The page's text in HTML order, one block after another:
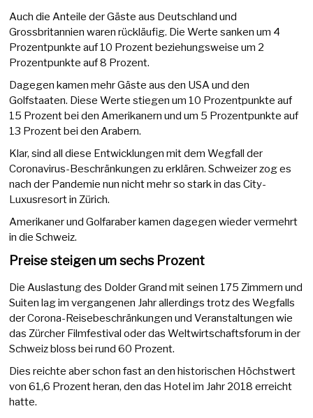
Auch die Anteile der Gäste aus Deutschland und
Grossbritannien waren rückläufig. Die Werte sanken um 4
Prozentpunkte auf 10 Prozent beziehungsweise um 2
Prozentpunkte auf 8 Prozent.
Dagegen kamen mehr Gäste aus den USA und den
Golfstaaten. Diese Werte stiegen um 10 Prozentpunkte auf
15 Prozent bei den Amerikanern und um 5 Prozentpunkte auf
13 Prozent bei den Arabern.
Klar, sind all diese Entwicklungen mit dem Wegfall der
Coronavirus-Beschränkungen zu erklären. Schweizer zog es
nach der Pandemie nun nicht mehr so stark in das City-
Luxusresort in Zürich.
Amerikaner und Golfaraber kamen dagegen wieder vermehrt
in die Schweiz.
Preise steigen um sechs Prozent
Die Auslastung des Dolder Grand mit seinen 175 Zimmern und
Suiten lag im vergangenen Jahr allerdings trotz des Wegfalls
der Corona-Reisebeschränkungen und Veranstaltungen wie
das Zürcher Filmfestival oder das Weltwirtschaftsforum in der
Schweiz bloss bei rund 60 Prozent.
Dies reichte aber schon fast an den historischen Höchstwert
von 61,6 Prozent heran, den das Hotel im Jahr 2018 erreicht
hatte.